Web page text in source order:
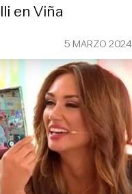
en Viña
5 MARZO 2024